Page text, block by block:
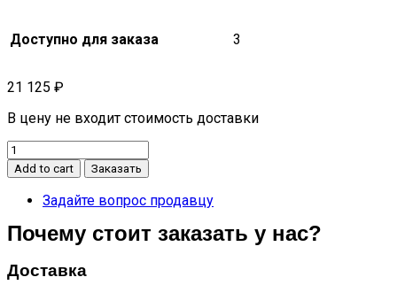
Доступно для заказа 3
21 125 ₽
В цену не входит стоимость доставки
Накладка
двери
передней
левой
403008006AAABK
Add to cart Заказать
Задайте вопрос продавцу
Почему стоит заказать у нас?
Доставка